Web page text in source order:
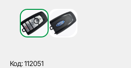
Код: 112051